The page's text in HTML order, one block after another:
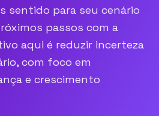
sentido para seu cenário
passos com a
aqui é reduzir incerteza
com foco em
e crescimento